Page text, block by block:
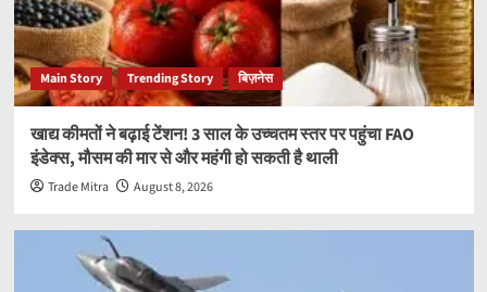
Main Story Trending Story बिज़नेस
खाद्य कीमतों ने बढ़ाई टेंशन! 3 साल के उच्चतम स्तर पर पहुंचा FAO
इंडेक्स, मौसम की मार से और महंगी हो सकती है थाली
Trade Mitra August 8, 2026